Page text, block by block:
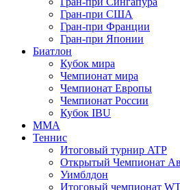
Гран-при США
Гран-при Франции
Гран-при Японии
Биатлон
Кубок мира
Чемпионат мира
Чемпионат Европы
Чемпионат России
Кубок IBU
MMA
Теннис
Итоговый турнир ATP
Открытый Чемпионат
Уимблдон
Итоговый чемпионат